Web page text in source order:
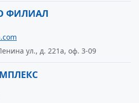
ФИЛИАЛ
ул., д. 221а, оф. 3-09